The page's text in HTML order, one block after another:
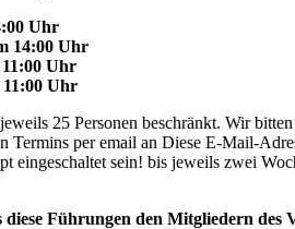
Uhr
14:00 Uhr
Uhr
Uhr
25 Personen beschränkt. Wir
Termins per email an Diese E-Mail-
eingeschaltet sein! bis jeweils zwei
Führungen den Mitgliedern des